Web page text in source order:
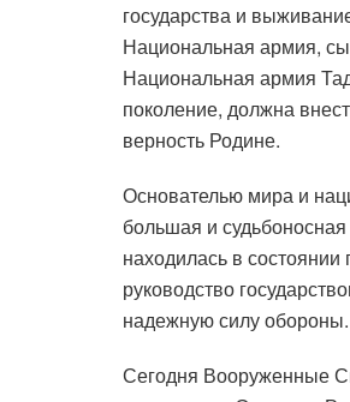
государства и
Национальная армия,
Национальная армия
поколение, должна
верность Родине.
Основателью мира и
большая и
находилась в
руководство
надежную силу обороны.
Сегодня Вооруженные